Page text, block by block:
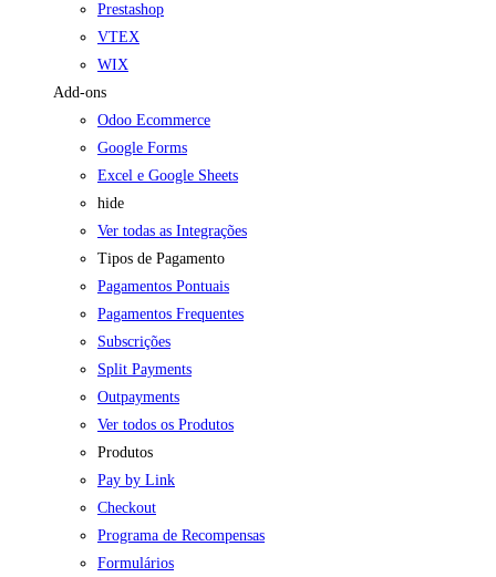
Prestashop
VTEX
WIX
Add-ons
Odoo Ecommerce
Google Forms
Excel e Google Sheets
hide
Ver todas as Integrações
Tipos de Pagamento
Pagamentos Pontuais
Pagamentos Frequentes
Subscrições
Split Payments
Outpayments
Ver todos os Produtos
Produtos
Pay by Link
Checkout
Programa de Recompensas
Formulários